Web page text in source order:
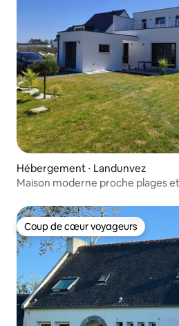
Hébergement ⋅ Landunvez
Maison moderne proche plages
Coup de cœur voyageurs
Coup de cœur voyageurs